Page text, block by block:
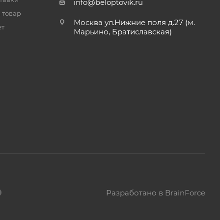
товар
info@beloptovik.ru
Москва ул.Нижние поля д.27 (м.
Марьино, Братиславская)
Разработано в BrainForce